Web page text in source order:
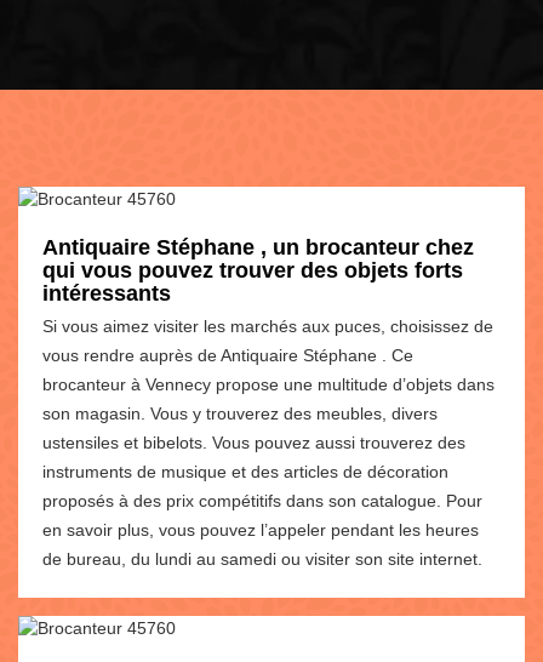
Antiquaire Stéphane , un brocanteur chez
qui vous pouvez trouver des objets forts
intéressants
Si vous aimez visiter les marchés aux puces, choisissez de
vous rendre auprès de Antiquaire Stéphane . Ce
brocanteur à Vennecy propose une multitude d’objets dans
son magasin. Vous y trouverez des meubles, divers
ustensiles et bibelots. Vous pouvez aussi trouverez des
instruments de musique et des articles de décoration
proposés à des prix compétitifs dans son catalogue. Pour
en savoir plus, vous pouvez l’appeler pendant les heures
de bureau, du lundi au samedi ou visiter son site internet.